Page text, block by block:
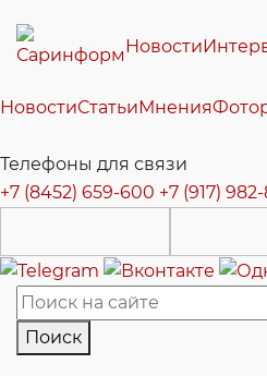
Новости
НовостиСтатьиМнения
Телефоны для связи
+7 (8452) 659-600 +7 (917)
Поиск